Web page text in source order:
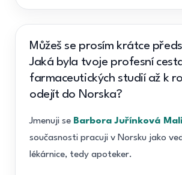
Můžeš se prosím krátce
Jaká byla tvoje profesní
farmaceutických studií až k
odejít do Norska?
Jmenuji se Barbora Juřínková
současnosti pracuji v Norsku jako
lékárnice, tedy apoteker.